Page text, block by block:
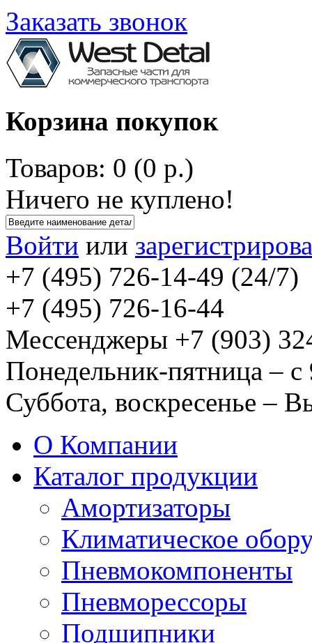
Заказать звонок
Корзина покупок
Товаров: 0 (0 р.)
Ничего не куплено!
Войти или
+7 (495) 726-14-49 (24/7)
+7 (495) 726-16-44
Мессенджеры +7 (903)
Понедельник-пятница –
Суббота, воскресенье –
О Компании
Каталог продукции
Амортизаторы
Климатическое
Пневмокомпоненты
Пневморессоры
Подшипники